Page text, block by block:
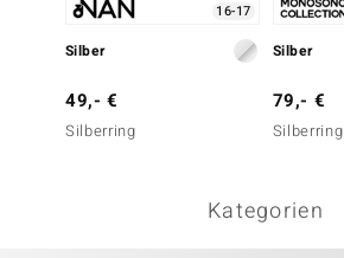
16-17
Silber
49,- €
Silberring
Silber
79,- €
Silberring
Kategorien